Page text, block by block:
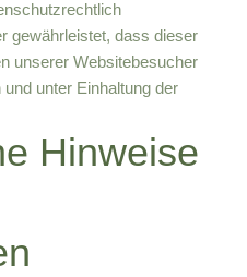
gewährleistet, dass dieser
unserer Websitebesucher
unter Einhaltung der
Hinweise